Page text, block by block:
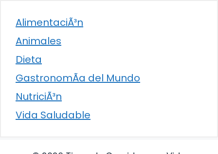
AlimentaciÃ³n
Animales
Dieta
GastronomÃ­a del Mundo
NutriciÃ³n
Vida Saludable